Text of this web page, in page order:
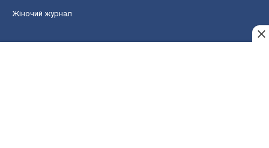
Жіночий журнал